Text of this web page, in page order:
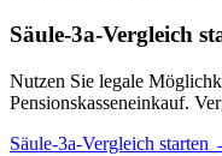
Säule-3a-Vergleich
Nutzen Sie legale
Pensionskasseneinkauf.
Säule-3a-Vergleich starten